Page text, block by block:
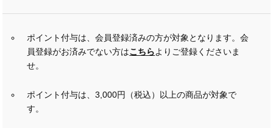
ポイント付与は、会員登録済みの方が対象となります。会
員登録がお済みでない方はこちらよりご登録くださいま
せ。
ポイント付与は、3,000円（税込）以上の商品が対象で
す。